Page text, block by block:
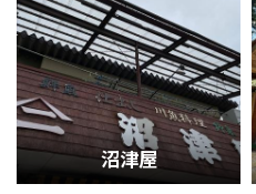
沼津屋